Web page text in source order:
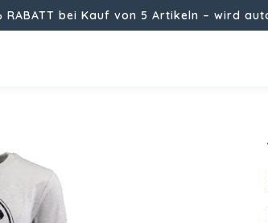
RABATT bei Kauf von 5 Artikeln – wird